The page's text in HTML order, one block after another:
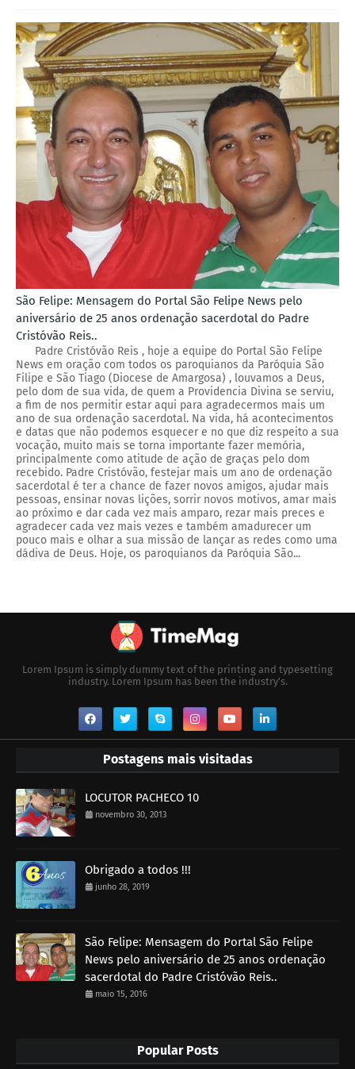
São Felipe: Mensagem do Portal São Felipe News pelo
aniversário de 25 anos ordenação sacerdotal do Padre
Cristóvão Reis..
Padre Cristóvão Reis , hoje a equipe do Portal São Felipe
News em oração com todos os paroquianos da Paróquia São
Filipe e São Tiago (Diocese de Amargosa) , louvamos a Deus,
pelo dom de sua vida, de quem a Providencia Divina se serviu,
a fim de nos permitir estar aqui para agradecermos mais um
ano de sua ordenação sacerdotal. Na vida, há acontecimentos
e datas que não podemos esquecer e no que diz respeito a sua
vocação, muito mais se torna importante fazer memória,
principalmente como atitude de ação de graças pelo dom
recebido. Padre Cristóvão, festejar mais um ano de ordenação
sacerdotal é ter a chance de fazer novos amigos, ajudar mais
pessoas, ensinar novas lições, sorrir novos motivos, amar mais
ao próximo e dar cada vez mais amparo, rezar mais preces e
agradecer cada vez mais vezes e também amadurecer um
pouco mais e olhar a sua missão de lançar as redes como uma
dádiva de Deus. Hoje, os paroquianos da Paróquia São...
Lorem Ipsum is simply dummy text of the printing and typesetting
industry. Lorem Ipsum has been the industry's.
Postagens mais visitadas
LOCUTOR PACHECO 10
novembro 30, 2013
Obrigado a todos !!!
junho 28, 2019
São Felipe: Mensagem do Portal São Felipe
News pelo aniversário de 25 anos ordenação
sacerdotal do Padre Cristóvão Reis..
maio 15, 2016
Popular Posts